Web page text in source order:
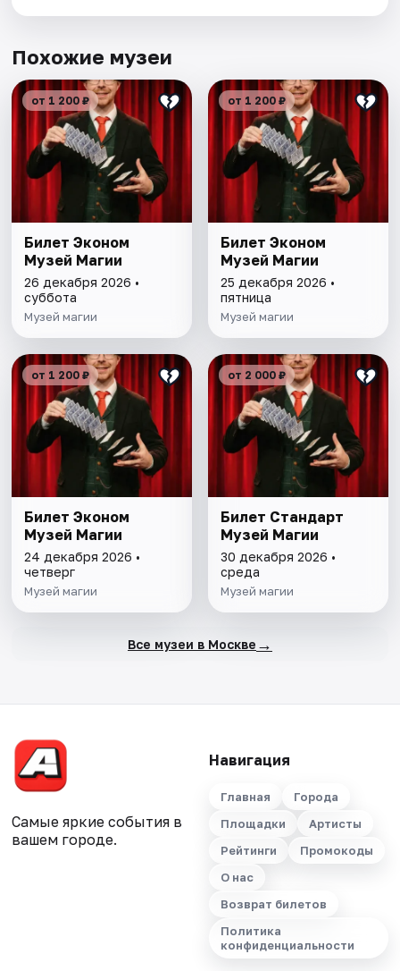
Похожие музеи
от 1 200 ₽
Билет Эконом
Музей Магии
26 декабря 2026 •
суббота
Музей магии
от 1 200 ₽
Билет Эконом
Музей Магии
25 декабря 2026 •
пятница
Музей магии
от 1 200 ₽
Билет Эконом
Музей Магии
24 декабря 2026 •
четверг
Музей магии
от 2 000 ₽
Билет Стандарт
Музей Магии
30 декабря 2026 •
среда
Музей магии
Все музеи в Москве →
Самые яркие события в
вашем городе.
Навигация
Главная
Города
Площадки
Артисты
Рейтинги
Промокоды
О нас
Возврат билетов
Политика
конфиденциальности